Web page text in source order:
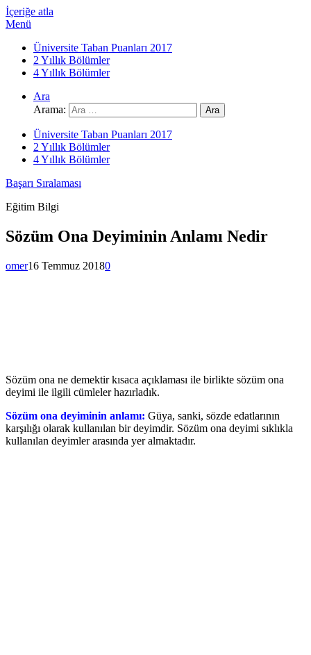
İçeriğe atla
Menü
Üniversite Taban Puanları 2017
2 Yıllık Bölümler
4 Yıllık Bölümler
Ara
Arama:
Üniversite Taban Puanları 2017
2 Yıllık Bölümler
4 Yıllık Bölümler
Başarı Sıralaması
Eğitim Bilgi
Sözüm Ona Deyiminin Anlamı Nedir
omer16 Temmuz 20180
Sözüm ona ne demektir kısaca açıklaması ile birlikte sözüm ona
deyimi ile ilgili cümleler hazırladık.
Sözüm ona deyiminin anlamı: Güya, sanki, sözde edatlarının
karşılığı olarak kullanılan bir deyimdir. Sözüm ona deyimi sıklıkla
kullanılan deyimler arasında yer almaktadır.